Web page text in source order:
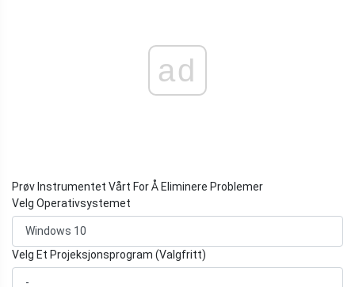
ad
Prøv Instrumentet Vårt For Å Eliminere Problemer
Velg Operativsystemet
Velg Et Projeksjonsprogram (Valgfritt)